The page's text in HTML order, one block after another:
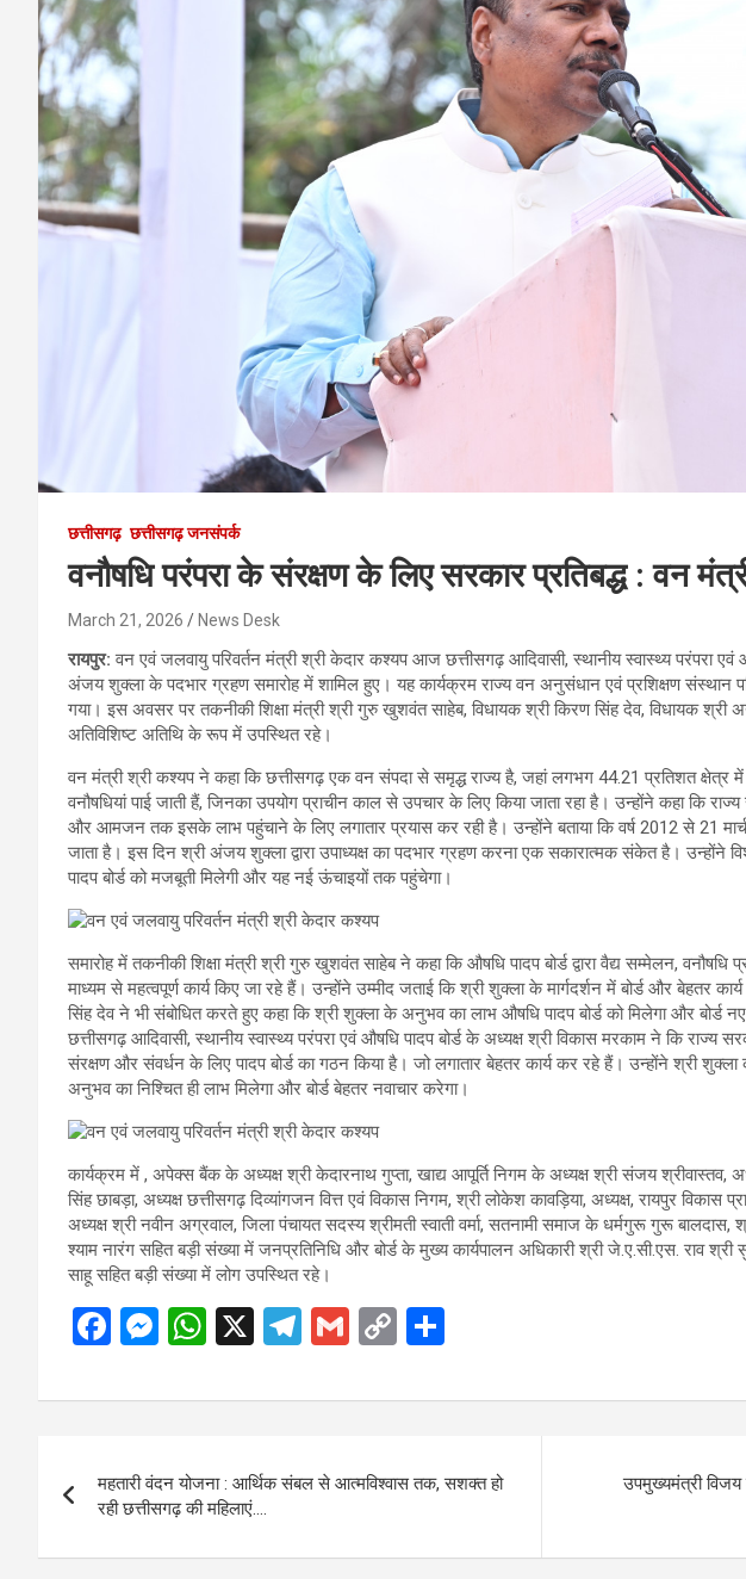
छत्तीसगढ़ छत्तीसगढ़ जनसंपर्क
वनौषधि परंपरा के संरक्षण के लिए सरकार प्रतिबद्ध : वन
March 21, 2026 News Desk
रायपुर:वन एवं जलवायु परिवर्तन मंत्री श्री केदार कश्यप आज छत्तीसगढ़ आदिवासी, स्थानीय स्वास्थ्य परंपरा एवं
अंजय शुक्ला के पदभार ग्रहण समारोह में शामिल हुए। यह कार्यक्रम राज्य वन अनुसंधान एवं प्रशिक्षण संस्थान
गया। इस अवसर पर तकनीकी शिक्षा मंत्री श्री गुरु खुशवंत साहेब, विधायक श्री किरण सिंह देव, विधायक श्री
अतिविशिष्ट अतिथि के रूप में उपस्थित रहे।
वन मंत्री श्री कश्यप ने कहा कि छत्तीसगढ़ एक वन संपदा से समृद्ध राज्य है, जहां लगभग 44.21 प्रतिशत क्षेत्र
वनौषधियां पाई जाती हैं, जिनका उपयोग प्राचीन काल से उपचार के लिए किया जाता रहा है। उन्होंने कहा कि
और आमजन तक इसके लाभ पहुंचाने के लिए लगातार प्रयास कर रही है। उन्होंने बताया कि वर्ष 2012 से 21 मार्च
जाता है। इस दिन श्री अंजय शुक्ला द्वारा उपाध्यक्ष का पदभार ग्रहण करना एक सकारात्मक संकेत है। उन्होंने
पादप बोर्ड को मजबूती मिलेगी और यह नई ऊंचाइयों तक पहुंचेगा।
समारोह में तकनीकी शिक्षा मंत्री श्री गुरु खुशवंत साहेब ने कहा कि औषधि पादप बोर्ड द्वारा वैद्य सम्मेलन,
माध्यम से महत्वपूर्ण कार्य किए जा रहे हैं। उन्होंने उम्मीद जताई कि श्री शुक्ला के मार्गदर्शन में बोर्ड और बेहतर
सिंह देव ने भी संबोधित करते हुए कहा कि श्री शुक्ला के अनुभव का लाभ औषधि पादप बोर्ड को मिलेगा और बोर्ड
छत्तीसगढ़ आदिवासी, स्थानीय स्वास्थ्य परंपरा एवं औषधि पादप बोर्ड के अध्यक्ष श्री विकास मरकाम ने कि राज्य
संरक्षण और संवर्धन के लिए पादप बोर्ड का गठन किया है। जो लगातार बेहतर कार्य कर रहे हैं। उन्होंने श्री शुक्ला
अनुभव का निश्चित ही लाभ मिलेगा और बोर्ड बेहतर नवाचार करेगा।
कार्यक्रम में , अपेक्स बैंक के अध्यक्ष श्री केदारनाथ गुप्ता, खाद्य आपूर्ति निगम के अध्यक्ष श्री संजय
सिंह छाबड़ा, अध्यक्ष छत्तीसगढ़ दिव्यांगजन वित्त एवं विकास निगम, श्री लोकेश कावड़िया, अध्यक्ष, रायपुर विकास
अध्यक्ष श्री नवीन अग्रवाल, जिला पंचायत सदस्य श्रीमती स्वाती वर्मा, सतनामी समाज के धर्मगुरू गुरू बालदास,
श्याम नारंग सहित बड़ी संख्या में जनप्रतिनिधि और बोर्ड के मुख्य कार्यपालन अधिकारी श्री जे.ए.सी.एस. राव
साहू सहित बड़ी संख्या में लोग उपस्थित रहे।
F
ce
o
o
k
M
se
g
er
W
at
A
p
p
X
T
e
a
G
ail
C
py
n
ar
navigation
महतारी वंदन योजना : आर्थिक संबल से आत्मविश्वास तक, सशक्त हो
रही छत्तीसगढ़ की महिलाएं….
उपमुख्यमंत्री विजय